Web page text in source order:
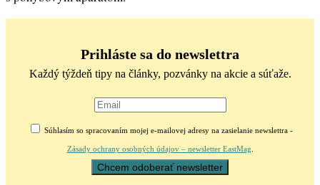
Prihláste sa do newslettra
Každý týždeň tipy na články, pozvánky na akcie a súťaže.
Súhlasím so spracovaním mojej e-mailovej adresy na zasielanie newslettra -
Zásady ochrany osobných údajov – newsletter EastMag